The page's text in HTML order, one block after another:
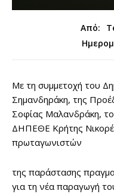
Από:
Με τη συμμετοχή του
Σημανδηράκη, της
Σοφίας Μαλανδράκη,
ΔΗΠΕΘΕ Κρήτης
πρωταγωνιστών
της παράστασης
για τη νέα παραγωγή